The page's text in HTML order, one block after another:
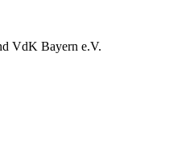
VdK Bayern e.V.